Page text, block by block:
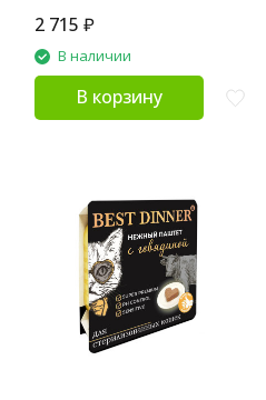
2 715 ₽
В наличии
В корзину